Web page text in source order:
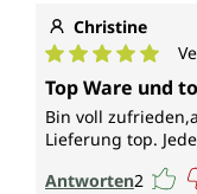
Christine
Top Ware und
Bin voll
Lieferung top.
Antworten2